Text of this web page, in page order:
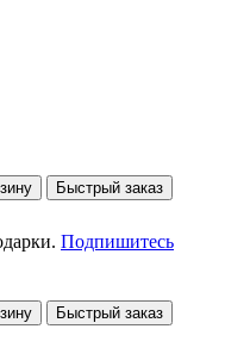
Быстрый заказ
Подпишитесь
Быстрый заказ